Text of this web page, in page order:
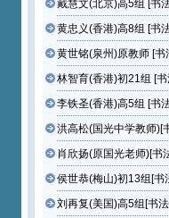
戴慧文(北京)高5组 [书
黄忠义(香港)高8组 [书
黄世铭(泉州)原教师 [书
林智育(香港)初21组 [书
李铁圣(香港)高5组 [书
洪高松(国光中学教师)[
肖欣扬(原国光老师)[书
侯世恭(梅山)初13组[书
刘再复(美国)高5组[书